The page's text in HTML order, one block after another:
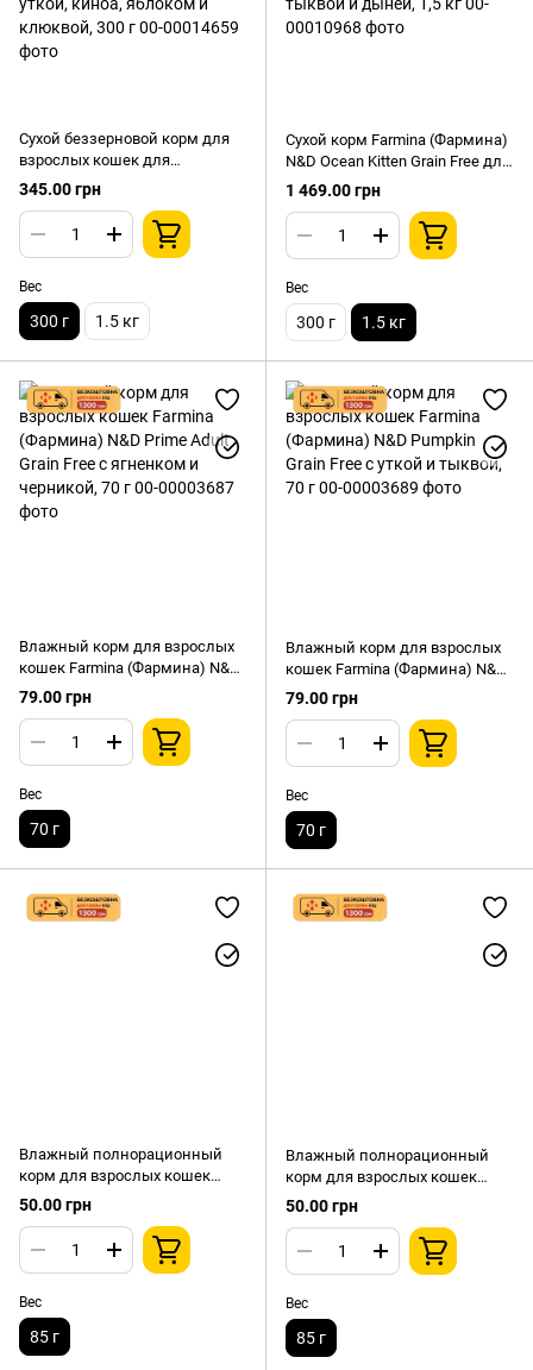
Сухой беззерновой корм для
взрослых кошек для
выведения шерсти Farmina
N&D Quinoa Cat Hairball Duck,
Quinoa, Apple & Cranberry с
уткой, киноа, яблоком и
345.00 грн
Вес
300 г 1.5 кг
Сухой корм Farmina (Фармина)
N&D Ocean Kitten Grain Free для
котят и беременных кошек с
треской, креветками, тыквой и
1 469.00 грн
Вес
300 г 1.5 кг
Влажный корм для взрослых
кошек Farmina (Фармина) N&D
Prime Adult Grain Free с
ягненком и черникой, 70 г
79.00 грн
Вес
70 г
Влажный корм для взрослых
кошек Farmina (Фармина) N&D
Pumpkin Grain Free с уткой и
тыквой, 70 г
79.00 грн
Вес
70 г
Влажный полнорационный
корм для взрослых кошек
Farmina (Фармина) Matisse Cat
Mousse с сардиной в виде
нежного мусса, 85 г
50.00 грн
Вес
85 г
Влажный полнорационный
корм для взрослых кошек
Farmina (Фармина) Matisse Cat
Mousse с ягненком в виде
нежного мусса, 85 г
50.00 грн
Вес
85 г